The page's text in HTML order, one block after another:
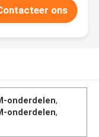
ons
onderdelen,
onderdelen,